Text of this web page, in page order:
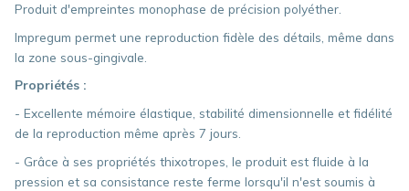
Produit d'empreintes monophase de précision polyéther.
Impregum permet une reproduction fidèle des détails, même dans
la zone sous-gingivale.
Propriétés :
- Excellente mémoire élastique, stabilité dimensionnelle et fidélité
de la reproduction même après 7 jours.
- Grâce à ses propriétés thixotropes, le produit est fluide à la
pression et sa consistance reste ferme lorsqu'il n'est soumis à